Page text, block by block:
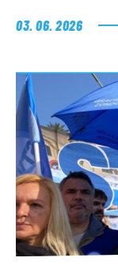
03. 06. 2026